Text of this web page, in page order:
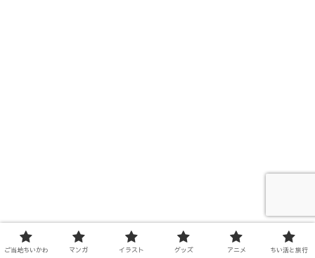
ご当地ちいかわ マンガ イラスト グッズ アニメ ちい活と旅行